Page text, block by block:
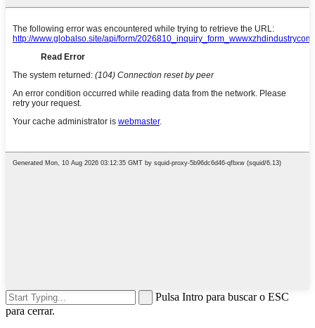
Pulsa Intro para buscar o ESC
para cerrar.